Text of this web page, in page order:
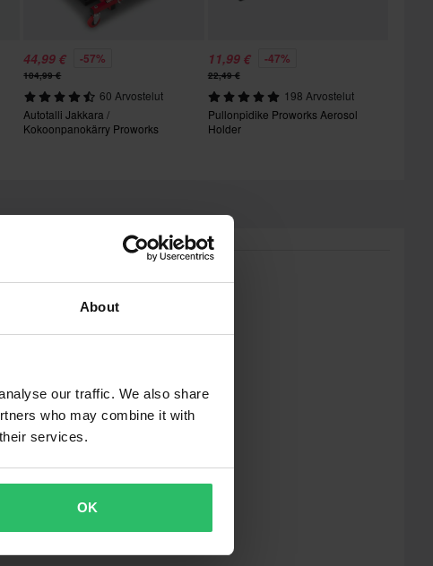
About
our traffic. We also share
who may combine it with
services.
OK
44,99 € -57%
104,99 €
60 Arvostelut
Autotalli Jakkara /
Kokoonpanokärry Proworks
11,99 € -47%
22,49 €
198 Arvostelut
Pullonpidike Proworks Aerosol
Holder